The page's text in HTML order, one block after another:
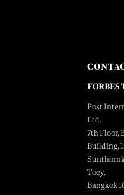
FORBES
Post
Ltd.
7th Floor,
Building,
Toey,
Bangkok